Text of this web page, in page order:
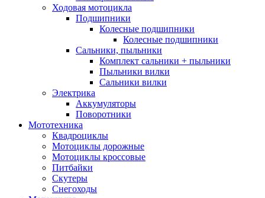
Ходовая мотоцикла
Подшипники
Колесные подшипники
Колесные подшипники
Сальники, пыльники
Комплект сальники + пыльники
Пыльники вилки
Сальники вилки
Электрика
Аккумуляторы
Поворотники
Мототехника
Квадроциклы
Мотоциклы дорожные
Мотоциклы кроссовые
Питбайки
Скутеры
Снегоходы